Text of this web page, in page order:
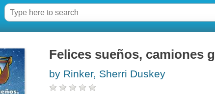
Felices sueños, camiones
by Rinker, Sherri Duskey